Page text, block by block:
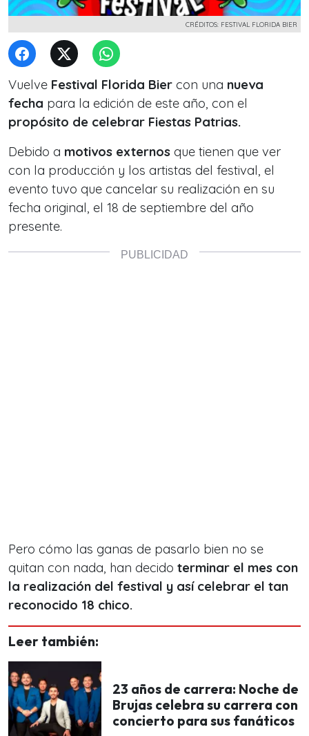
CRÉDITOS: FESTIVAL FLORIDA BIER
Vuelve Festival Florida Bier con una nueva
fecha para la edición de este año, con el
propósito de celebrar Fiestas Patrias.
Debido a motivos externos que tienen que ver
con la producción y los artistas del festival, el
evento tuvo que cancelar su realización en su
fecha original, el 18 de septiembre del año
presente.
Pero cómo las ganas de pasarlo bien no se
quitan con nada, han decido terminar el mes con
la realización del festival y así celebrar el tan
reconocido 18 chico.
Leer también:
23 años de carrera: Noche de
Brujas celebra su carrera con
concierto para sus fanáticos